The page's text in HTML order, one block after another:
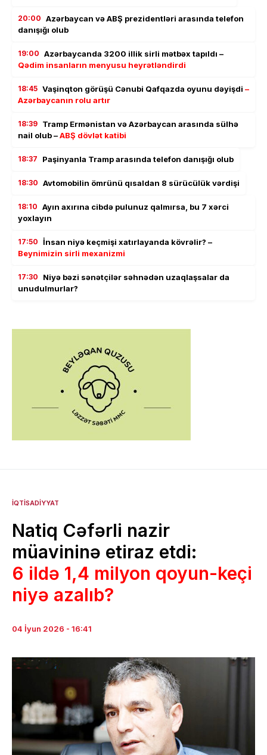
20:00 Azərbaycan və ABŞ prezidentləri arasında telefon
danışığı olub
19:00 Azərbaycanda 3200 illik sirli mətbəx tapıldı –
Qədim insanların menyusu heyrətləndirdi
18:45 Vaşinqton görüşü Cənubi Qafqazda oyunu dəyişdi –
Azərbaycanın rolu artır
18:39 Tramp Ermənistan və Azərbaycan arasında sülhə
nail olub –ABŞ dövlət katibi
18:37 Paşinyanla Tramp arasında telefon danışığı olub
18:30 Avtomobilin ömrünü qısaldan 8 sürücülük vərdişi
18:10 Ayın axırına cibdə pulunuz qalmırsa, bu 7 xərci
yoxlayın
17:50 İnsan niyə keçmişi xatırlayanda kövrəlir? –
Beynimizin sirli mexanizmi
17:30
Niyə bəzi sənətçilər səhnədən uzaqlaşsalar da
unudulmurlar?
İQTISADIYYAT
Natiq Cəfərli nazir
müavininə etiraz etdi:
6 ildə 1,4 milyon qoyun-keçi
niyə azalıb?
04 İyun 2026 - 16:41